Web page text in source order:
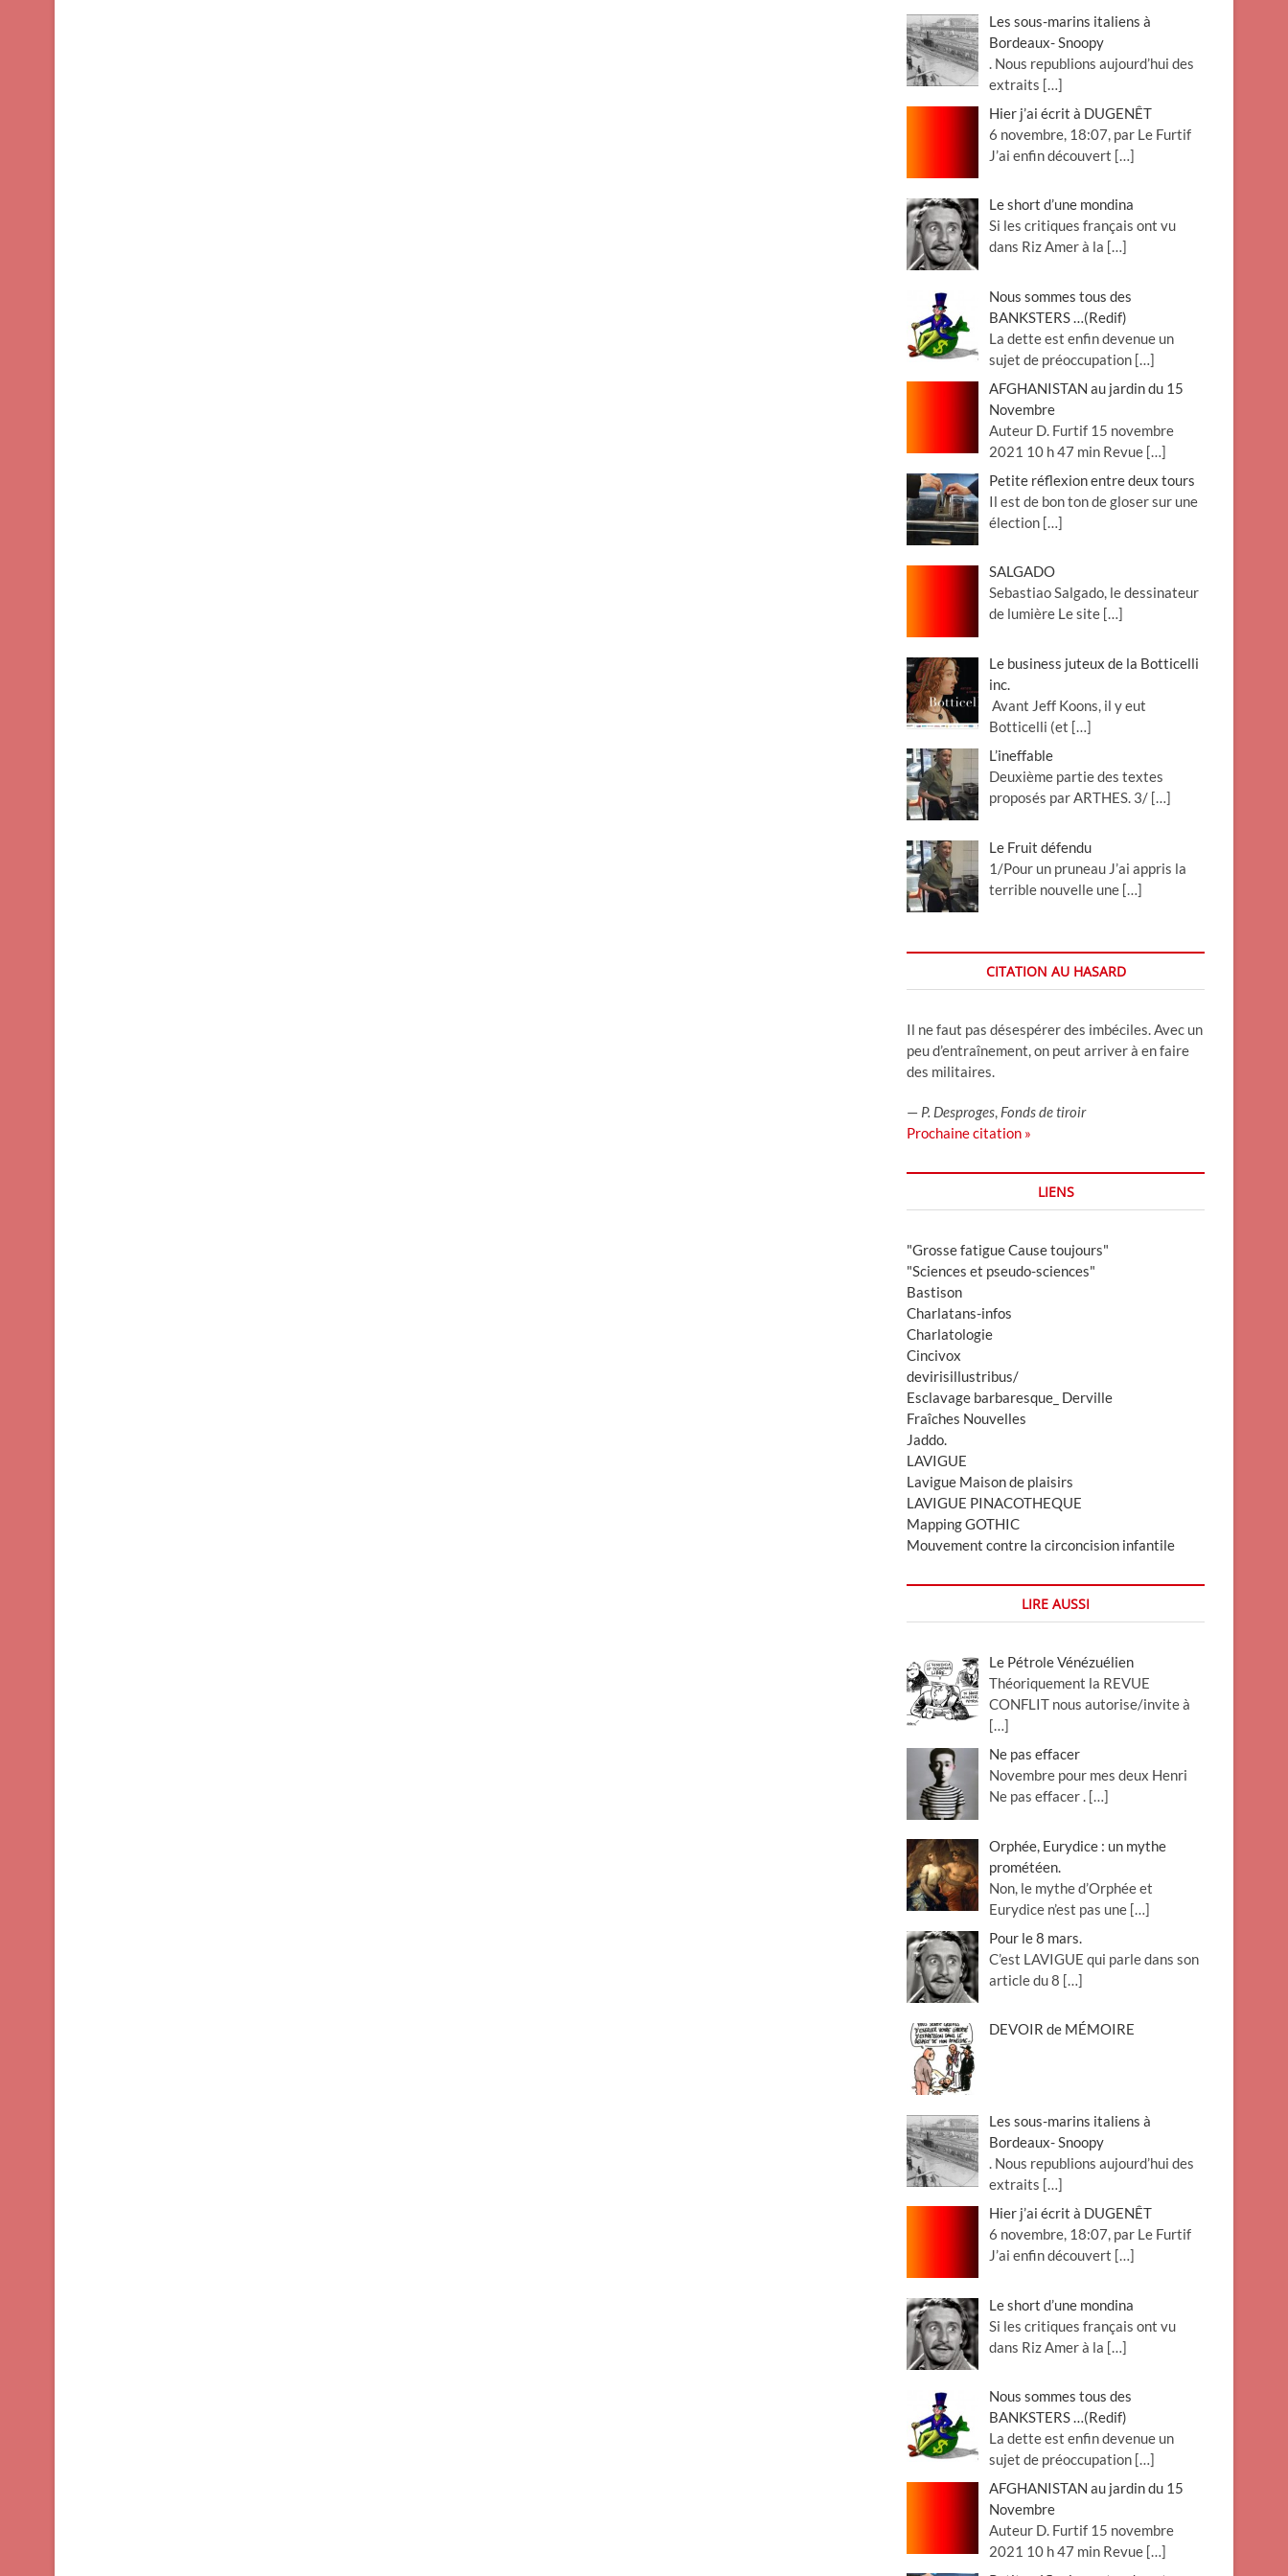
Les sous-marins italiens à
Bordeaux- Snoopy
. Nous republions aujourd’hui des
extraits […]
Hier j’ai écrit à DUGENÊT
6 novembre, 18:07, par Le Furtif
J’ai enfin découvert […]
Le short d’une mondina
Si les critiques français ont vu
dans Riz Amer à la […]
Nous sommes tous des
BANKSTERS …(Redif)
La dette est enfin devenue un
sujet de préoccupation […]
AFGHANISTAN au jardin du 15
Novembre
Auteur D. Furtif 15 novembre
2021 10 h 47 min Revue […]
Petite réflexion entre deux tours
Il est de bon ton de gloser sur une
élection […]
SALGADO
Sebastiao Salgado, le dessinateur
de lumière Le site […]
Le business juteux de la Botticelli
inc.
Avant Jeff Koons, il y eut
Botticelli (et […]
L’ineffable
Deuxième partie des textes
proposés par ARTHES. 3/ […]
Le Fruit défendu
1/Pour un pruneau J’ai appris la
terrible nouvelle une […]
CITATION AU HASARD
Il ne faut pas désespérer des imbéciles. Avec un
peu d’entraînement, on peut arriver à en faire
des militaires.
— P. Desproges, Fonds de tiroir
Prochaine citation »
LIENS
"Grosse fatigue Cause toujours"
"Sciences et pseudo-sciences"
Bastison
Charlatans-infos
Charlatologie
Cincivox
devirisillustribus/
Esclavage barbaresque_ Derville
Fraîches Nouvelles
Jaddo.
LAVIGUE
Lavigue Maison de plaisirs
LAVIGUE PINACOTHEQUE
Mapping GOTHIC
Mouvement contre la circoncision infantile
LIRE AUSSI
Le Pétrole Vénézuélien
Théoriquement la REVUE
CONFLIT nous autorise/invite à
[…]
Ne pas effacer
Novembre pour mes deux Henri
Ne pas effacer . […]
Orphée, Eurydice : un mythe
prométéen.
Non, le mythe d’Orphée et
Eurydice n’est pas une […]
Pour le 8 mars.
C’est LAVIGUE qui parle dans son
article du 8 […]
DEVOIR de MÉMOIRE
Les sous-marins italiens à
Bordeaux- Snoopy
. Nous republions aujourd’hui des
extraits […]
Hier j’ai écrit à DUGENÊT
6 novembre, 18:07, par Le Furtif
J’ai enfin découvert […]
Le short d’une mondina
Si les critiques français ont vu
dans Riz Amer à la […]
Nous sommes tous des
BANKSTERS …(Redif)
La dette est enfin devenue un
sujet de préoccupation […]
AFGHANISTAN au jardin du 15
Novembre
Auteur D. Furtif 15 novembre
2021 10 h 47 min Revue […]